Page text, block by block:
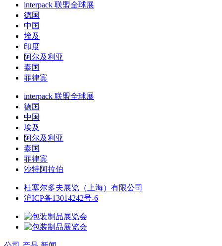
interpack 联盟全球展
德国
中国
埃及
印度
阿尔及利亚
泰国
菲律宾
interpack 联盟全球展
德国
中国
埃及
阿尔及利亚
泰国
菲律宾
沙特阿拉伯
杜塞尔多夫展览（上海）有限公司
沪ICP备13014242号-6